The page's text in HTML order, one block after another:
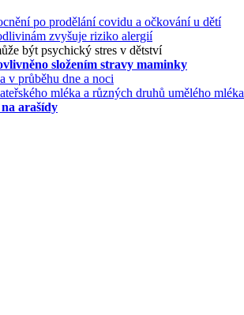
po prodělání covidu a očkování u dětí
zvyšuje riziko alergií
být psychický stres v dětství
složením stravy maminky
v průběhu dne a noci
mléka a různých druhů umělého mléka
arašídy